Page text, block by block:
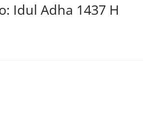
Idul Adha 1437 H